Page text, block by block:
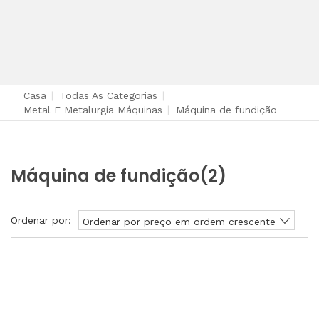
Casa Todas As Categorias
Metal E Metalurgia Máquinas
Máquina de fundição
Máquina de fundição(2)
Ordenar por: Ordenar por preço em ordem crescente